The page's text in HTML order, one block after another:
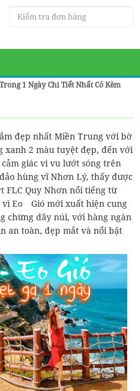
1 Ngày Chi Tiết Nhất Có Kèm
đẹp nhất Miền Trung với bờ
xanh 2 màu tuyệt đẹp, đến với
giác vi vu lướt sóng trên
hùng vĩ Nhơn Lý, thấy được
FLC Quy Nhơn nổi tiếng từ
Eo
Gió mới xuất hiện cung
chừng dãy núi, với hàng ngàn
an toàn, đẹp mắt và nổi bật